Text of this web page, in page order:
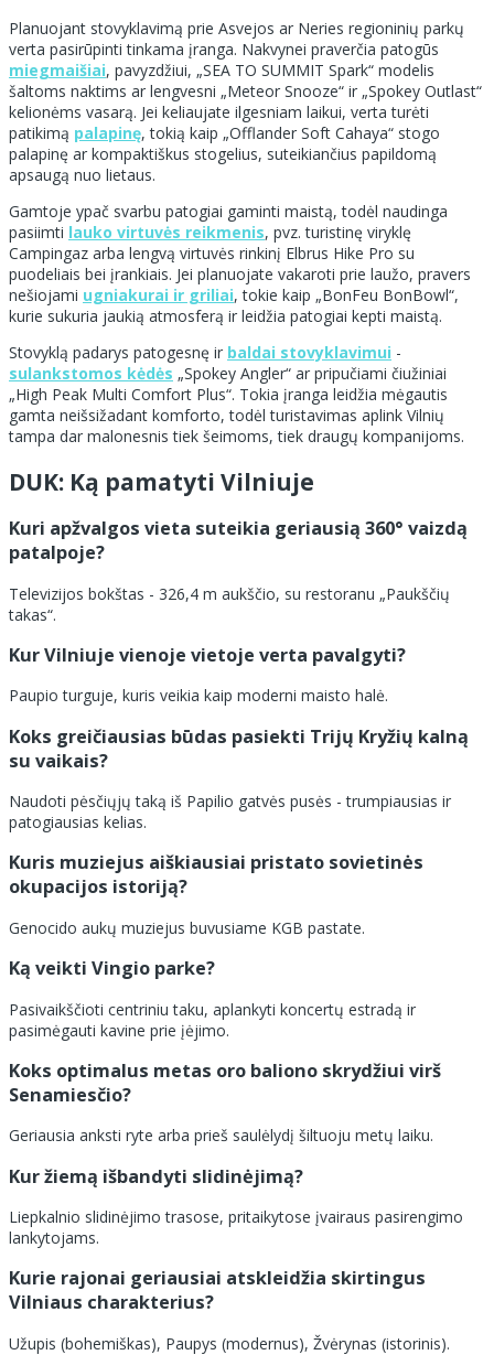
Planuojant stovyklavimą prie Asvejos ar Neries regioninių parkų
verta pasirūpinti tinkama įranga. Nakvynei praverčia patogūs
miegmaišiai, pavyzdžiui, „SEA TO SUMMIT Spark“ modelis
šaltoms naktims ar lengvesni „Meteor Snooze“ ir „Spokey Outlast“
kelionėms vasarą. Jei keliaujate ilgesniam laikui, verta turėti
patikimą palapinę, tokią kaip „Offlander Soft Cahaya“ stogo
palapinę ar kompaktiškus stogelius, suteikiančius papildomą
apsaugą nuo lietaus.
Gamtoje ypač svarbu patogiai gaminti maistą, todėl naudinga
pasiimti lauko virtuvės reikmenis, pvz. turistinę viryklę
Campingaz arba lengvą virtuvės rinkinį Elbrus Hike Pro su
puodeliais bei įrankiais. Jei planuojate vakaroti prie laužo, pravers
nešiojami ugniakurai ir griliai, tokie kaip „BonFeu BonBowl“,
kurie sukuria jaukią atmosferą ir leidžia patogiai kepti maistą.
Stovyklą padarys patogesnę ir baldai stovyklavimui -
sulankstomos kėdės „Spokey Angler“ ar pripučiami čiužiniai
„High Peak Multi Comfort Plus“. Tokia įranga leidžia mėgautis
gamta neišsižadant komforto, todėl turistavimas aplink Vilnių
tampa dar malonesnis tiek šeimoms, tiek draugų kompanijoms.
DUK: Ką pamatyti Vilniuje
Kuri apžvalgos vieta suteikia geriausią 360° vaizdą
patalpoje?
Televizijos bokštas - 326,4 m aukščio, su restoranu „Paukščių
takas“.
Kur Vilniuje vienoje vietoje verta pavalgyti?
Paupio turguje, kuris veikia kaip moderni maisto halė.
Koks greičiausias būdas pasiekti Trijų Kryžių kalną
su vaikais?
Naudoti pėsčiųjų taką iš Papilio gatvės pusės - trumpiausias ir
patogiausias kelias.
Kuris muziejus aiškiausiai pristato sovietinės
okupacijos istoriją?
Genocido aukų muziejus buvusiame KGB pastate.
Ką veikti Vingio parke?
Pasivaikščioti centriniu taku, aplankyti koncertų estradą ir
pasimėgauti kavine prie įėjimo.
Koks optimalus metas oro baliono skrydžiui virš
Senamiesčio?
Geriausia anksti ryte arba prieš saulėlydį šiltuoju metų laiku.
Kur žiemą išbandyti slidinėjimą?
Liepkalnio slidinėjimo trasose, pritaikytose įvairaus pasirengimo
lankytojams.
Kurie rajonai geriausiai atskleidžia skirtingus
Vilniaus charakterius?
Užupis (bohemiškas), Paupys (modernus), Žvėrynas (istorinis).